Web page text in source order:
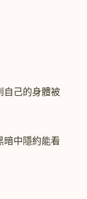
自己的身體被
暗中隱約能看